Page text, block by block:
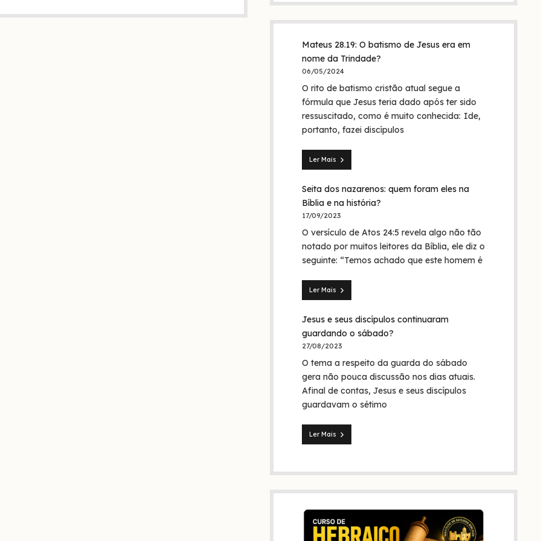
Mateus 28.19: O batismo de Jesus era em
nome da Trindade?
06/05/2024
O rito de batismo cristão atual segue a
fórmula que Jesus teria dado após ter sido
ressuscitado, como é muito conhecida: Ide,
portanto, fazei discípulos
Ler Mais
Mateus
O
batismo
de
era
em
nome
da
Seita dos nazarenos: quem foram eles na
Bíblia e na história?
17/09/2023
O versículo de Atos 24:5 revela algo não tão
notado por muitos leitores da Bíblia, ele diz o
seguinte: “Temos achado que este homem é
Ler Mais
Seita
nazarenos:
quem
foram
na
Bíblia
e
história?
Jesus e seus discípulos continuaram
guardando o sábado?
27/08/2023
O tema a respeito da guarda do sábado
gera não pouca discussão nos dias atuais.
Afinal de contas, Jesus e seus discípulos
guardavam o sétimo
Ler Mais
Jesus
o
sábado?